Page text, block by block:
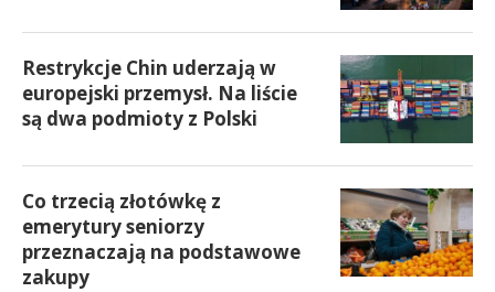
Restrykcje Chin uderzają w
europejski przemysł. Na liście
są dwa podmioty z Polski
Co trzecią złotówkę z
emerytury seniorzy
przeznaczają na podstawowe
zakupy